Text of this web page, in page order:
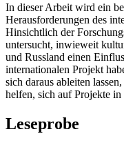
In dieser Arbeit wird ein
Herausforderungen des
Hinsichtlich der
untersucht, inwieweit
und Russland einen
internationalen Projekt
sich daraus ableiten
helfen, sich auf Projekte
Leseprobe